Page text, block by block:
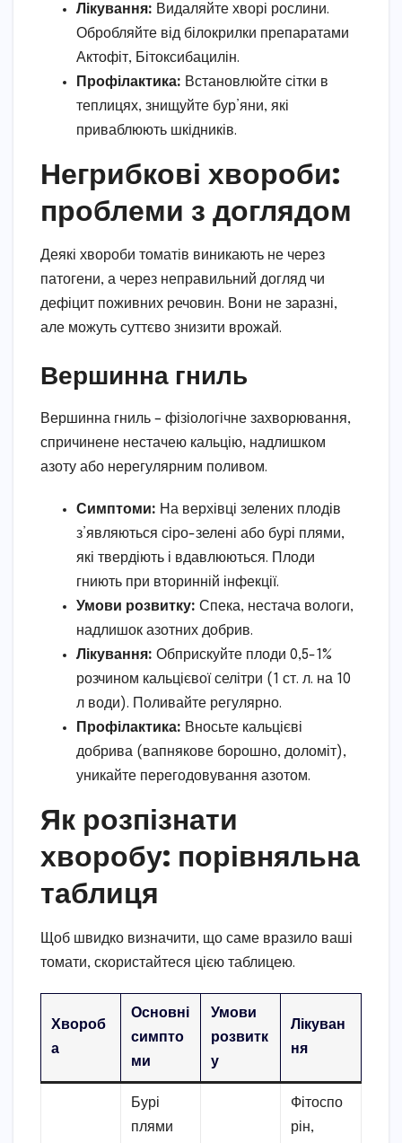
Лікування: Видаляйте хворі рослини.
Обробляйте від білокрилки препаратами
Актофіт, Бітоксибацилін.
Профілактика: Встановлюйте сітки в
теплицях, знищуйте бур’яни, які
приваблюють шкідників.
Негрибкові хвороби:
проблеми з доглядом
Деякі хвороби томатів виникають не через
патогени, а через неправильний догляд чи
дефіцит поживних речовин. Вони не заразні,
але можуть суттєво знизити врожай.
Вершинна гниль
Вершинна гниль – фізіологічне захворювання,
спричинене нестачею кальцію, надлишком
азоту або нерегулярним поливом.
Симптоми: На верхівці зелених плодів
з’являються сіро-зелені або бурі плями,
які твердіють і вдавлюються. Плоди
гниють при вторинній інфекції.
Умови розвитку: Спека, нестача вологи,
надлишок азотних добрив.
Лікування: Обприскуйте плоди 0,5-1%
розчином кальцієвої селітри (1 ст. л. на 10
л води). Поливайте регулярно.
Профілактика: Вносьте кальцієві
добрива (вапнякове борошно, доломіт),
уникайте перегодовування азотом.
Як розпізнати
хворобу: порівняльна
таблиця
Щоб швидко визначити, що саме вразило ваші
томати, скористайтеся цією таблицею.
Хвороб
а
Основні
симпто
ми
Умови
розвитк
у
Лікуван
ня
Бурі
плями
Фітоспо
рін,